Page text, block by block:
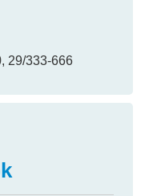
29/333-666